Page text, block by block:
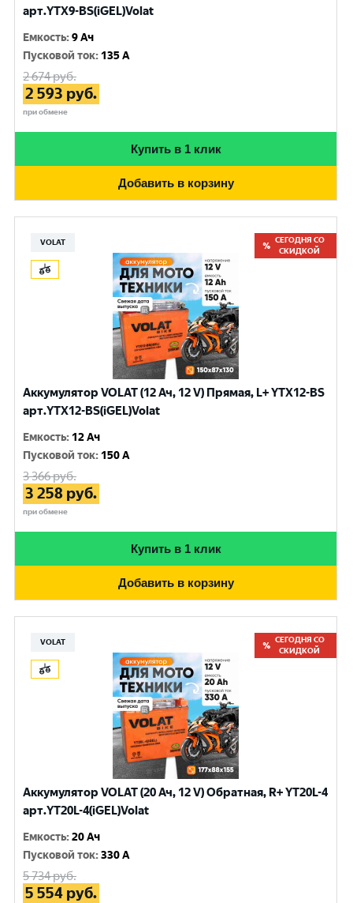
арт.YTX9-BS(iGEL)Volat
Емкость:9 Ач
Пусковой ток: 135 A
2 674руб.
2 593 руб.
при обмене
Купить в 1 клик
Добавить в корзину
VOLAT
СЕГОДНЯ СО
СКИДКОЙ
Аккумулятор VOLAT (12 Ач, 12 V) Прямая, L+ YTX12-BS
арт.YTX12-BS(iGEL)Volat
Емкость: 12 Ач
Пусковой ток: 150 A
3 366руб.
3 258 руб.
при обмене
Купить в 1 клик
Добавить в корзину
VOLAT
СЕГОДНЯ СО
СКИДКОЙ
Аккумулятор VOLAT (20 Ач, 12 V) Обратная, R+ YT20L-4
арт.YT20L-4(iGEL)Volat
Емкость:20 Ач
Пусковой ток:330 A
5 734руб.
5 554 руб.